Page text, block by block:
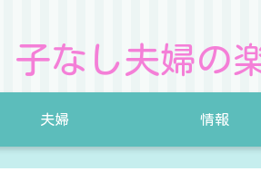
子なし夫婦の
夫婦 情報